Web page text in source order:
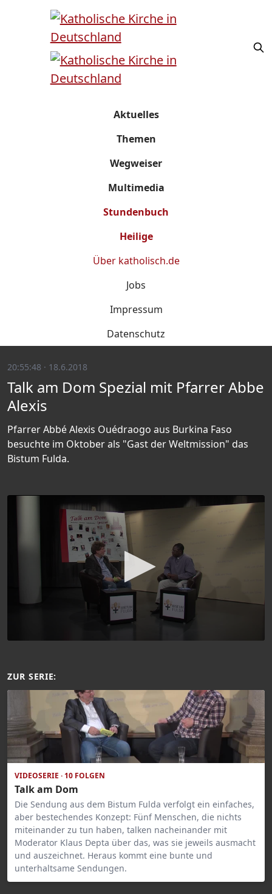
Aktuelles
Themen
Wegweiser
Multimedia
Stundenbuch
Heilige
Über katholisch.de
Jobs
Impressum
Datenschutz
20:55:48 · 18.6.2018
Talk am Dom Spezial mit Pfarrer Abbe
Alexis
Pfarrer Abbé Alexis Ouédraogo aus Burkina Faso
besuchte im Oktober als "Gast der Weltmission" das
Bistum Fulda.
ZUR SERIE:
VIDEOSERIE · 10 FOLGEN
Talk am Dom
Die Sendung aus dem Bistum Fulda verfolgt ein einfaches,
aber bestechendes Konzept: Fünf Menschen, die nichts
miteinander zu tun haben, talken nacheinander mit
Moderator Klaus Depta über das, was sie jeweils ausmacht
und auszeichnet. Heraus kommt eine bunte und
unterhaltsame Sendungen.